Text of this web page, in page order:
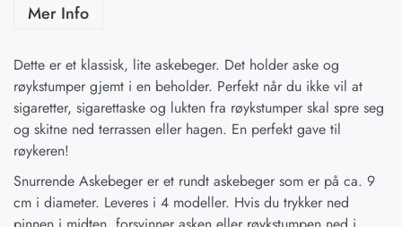
Mer Info
Dette er et klassisk, lite askebeger. Det holder aske og
røykstumper gjemt i en beholder. Perfekt når du ikke vil at
sigaretter, sigarettaske og lukten fra røykstumper skal spre seg
og skitne ned terrassen eller hagen. En perfekt gave til
røykeren!
Snurrende Askebeger er et rundt askebeger som er på ca. 9
cm i diameter. Leveres i 4 modeller. Hvis du trykker ned